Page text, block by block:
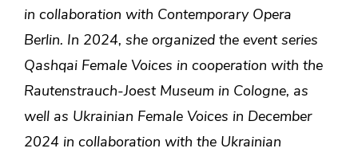
in collaboration with Contemporary Opera
Berlin. In 2024, she organized the event series
Qashqai Female Voices in cooperation with the
Rautenstrauch-Joest Museum in Cologne, as
well as Ukrainian Female Voices in December
2024 in collaboration with the Ukrainian